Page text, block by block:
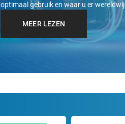
optimaal gebruik en waar u er
MEER LEZEN